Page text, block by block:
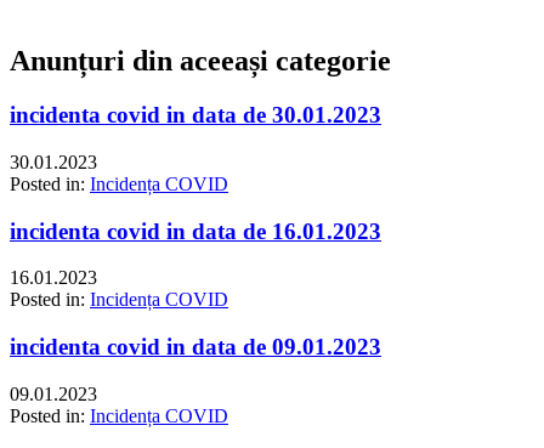
Anunțuri din aceeași categorie
incidenta covid in data de 30.01.2023
30.01.2023
Posted in: Incidența COVID
incidenta covid in data de 16.01.2023
16.01.2023
Posted in: Incidența COVID
incidenta covid in data de 09.01.2023
09.01.2023
Posted in: Incidența COVID